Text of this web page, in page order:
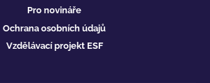
Pro novináře
Ochrana osobních údajů
Vzdělávací projekt ESF